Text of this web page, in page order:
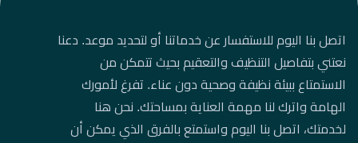
اتصل بنا اليوم للاستفسار عن خدماتنا أو لتحديد موعد. دعنا
نعتني بتفاصيل التنظيف والتعقيم بحيث تتمكن من
الاستمتاع ببيئة نظيفة وصحية دون عناء. تفرغ لأمورك
الهامة واترك لنا مهمة العناية بمساحتك. نحن هنا
لخدمتك، اتصل بنا اليوم واستمتع بالفرق الذي يمكن أن